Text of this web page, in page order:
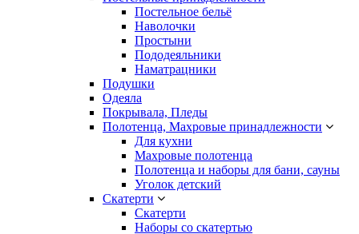
Постельное бельё
Наволочки
Простыни
Пододеяльники
Наматрацники
Подушки
Одеяла
Покрывала, Пледы
Полотенца, Махровые принадлежности
Для кухни
Махровые полотенца
Полотенца и наборы для бани, сауны
Уголок детский
Скатерти
Скатерти
Наборы со скатертью